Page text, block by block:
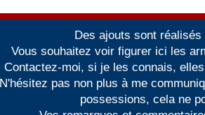
Des ajouts sont
Vous souhaitez voir figurer ici les
Contactez-moi, si je les connais,
N'hésitez pas non plus à me
possessions, cela ne